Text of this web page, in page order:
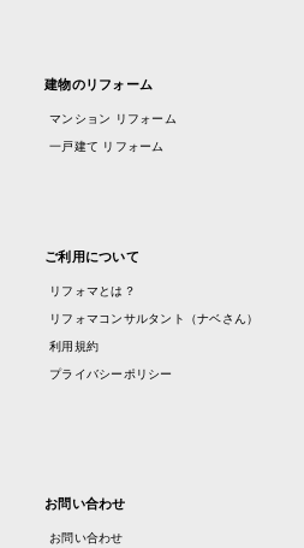
建物のリフォーム
マンション リフォーム
一戸建て リフォーム
ご利用について
リフォマとは？
リフォマコンサルタント（ナベさん）
利用規約
プライバシーポリシー
お問い合わせ
お問い合わせ